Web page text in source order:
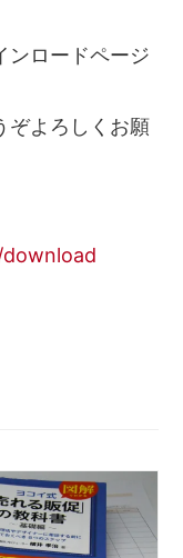
ンロードページ
ぞよろしくお願